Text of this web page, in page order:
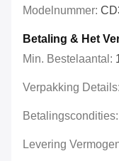
Modelnummer:
Betaling & Het
Min. Bestelaantal:
Verpakking Details:
Betalingscondities:
Levering